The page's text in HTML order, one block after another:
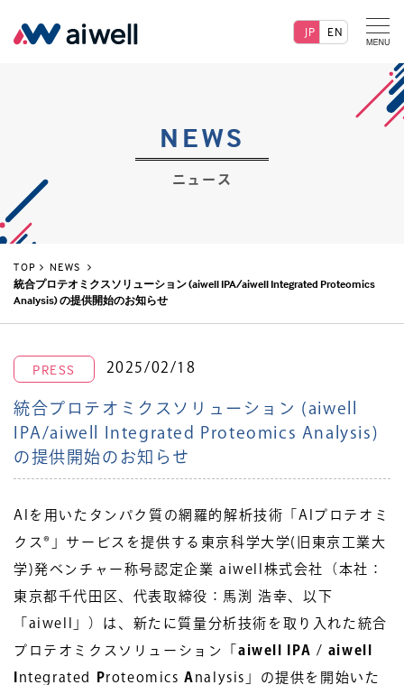
JP EN
NEWS
ニュース
TOP
NEWS
統合プロテオミクスソリューション (aiwell IPA/aiwell Integrated Proteomics
Analysis) の提供開始のお知らせ
PRESS 2025/02/18
統合プロテオミクスソリューション (aiwell
IPA/aiwell Integrated Proteomics Analysis)
の提供開始のお知らせ
AIを用いたタンパク質の網羅的解析技術「AIプロテオミ
クス®」サービスを提供する東京科学大学(旧東京工業大
学)発ベンチャー称号認定企業 aiwell株式会社（本社：
東京都千代田区、代表取締役：馬渕 浩幸、以下
「aiwell」）は、新たに質量分析技術を取り入れた統合
プロテオミクスソリューション「 aiwell IPA / aiwell
ntegrated ProteomicsA nalysis」の提供を開始いた